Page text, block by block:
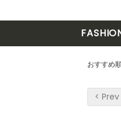
おすすめ
< Prev